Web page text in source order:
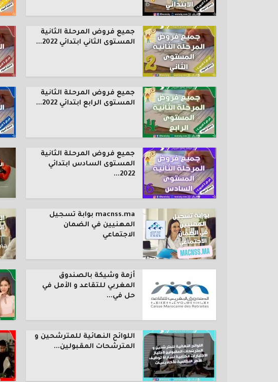
جميع فروض المرحلة الثانية
المستوى الثاني ابتدائي 2022...
جميع فروض المرحلة الثانية
المستوى الرابع ابتدائي 2022...
جميع فروض المرحلة الثانية
المستوى السادس ابتدائي
2022...
macnss.ma بوابة تسجيل
المهنيين في الضمان
الاجتماعي
أزمة وشيكة بالصندوق
المغربي للتقاعد و الأمل في
حل في...
اللوائح النهائية للمترشحين و
المترشحات المقبولين...